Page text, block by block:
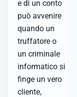
e di un conto
può avvenire
quando un
truffatore o
un criminale
informatico si
finge un vero
cliente,